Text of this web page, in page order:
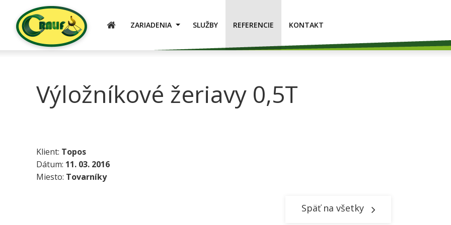
ÚVOD ZARIADENIA SLUŽBY REFERENCIE KONTAKT
Výložníkové žeriavy 0,5T
Klient: Topos
Dátum: 11. 03. 2016
Miesto: Tovarníky​
Späť na všetky